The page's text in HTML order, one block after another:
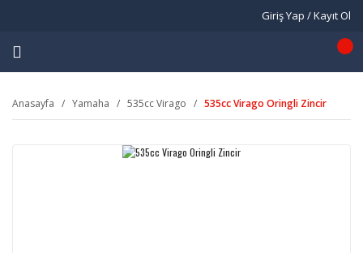
Giriş Yap / Kayıt Ol
Anasayfa Yamaha 535cc Virago 535cc Virago Oringli Zincir